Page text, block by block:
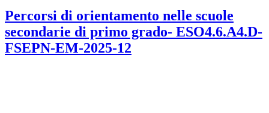
Percorsi di orientamento nelle scuole
secondarie di primo grado- ESO4.6.A4.D-
FSEPN-EM-2025-12